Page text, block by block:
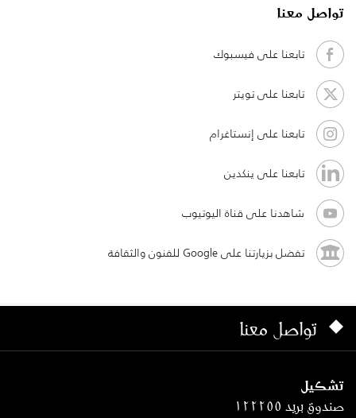
تواصل معنا
تابعنا على فيسبوك
تابعنا على تويتر
تابعنا على إنستاغرام
تابعنا على ينكدين
شاهدنا على قناة اليوتيوب
تفضل بزيارتنا على Google للفنون والثقافة
تواصل معنا
تشكيل
صندوق بريد ١٢٢٢٥٥